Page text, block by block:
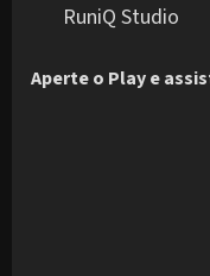
RuniQ Studio
Aperte o Play e